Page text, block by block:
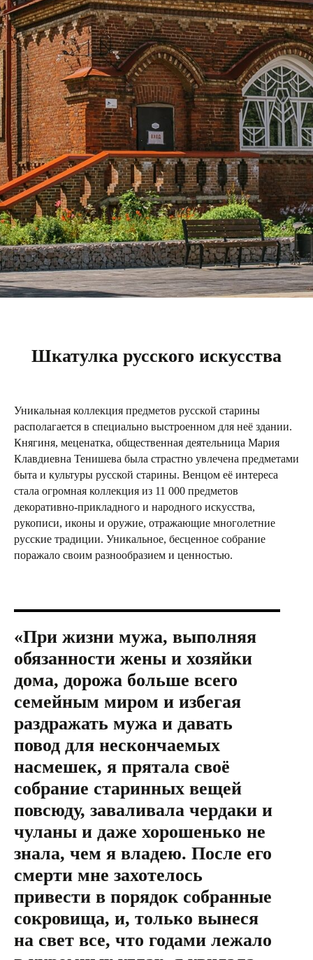
Шкатулка русского искусства
Уникальная коллекция предметов русской старины
располагается в специально выстроенном для неё здании.
Княгиня, меценатка, общественная деятельница Мария
Клавдиевна Тенишева была страстно увлечена предметами
быта и культуры русской старины. Венцом её интереса
стала огромная коллекция из 11 000 предметов
декоративно-прикладного и народного искусства,
рукописи, иконы и оружие, отражающие многолетние
русские традиции. Уникальное, бесценное собрание
поражало своим разнообразием и ценностью.
«При жизни мужа, выполняя
обязанности жены и хозяйки
дома, дорожа больше всего
семейным миром и избегая
раздражать мужа и давать
повод для нескончаемых
насмешек, я прятала своё
собрание старинных вещей
повсюду, заваливала чердаки и
чуланы и даже хорошенько не
знала, чем я владею. После его
смерти мне захотелось
привести в порядок собранные
сокровища, и, только вынеся
на свет все, что годами лежало